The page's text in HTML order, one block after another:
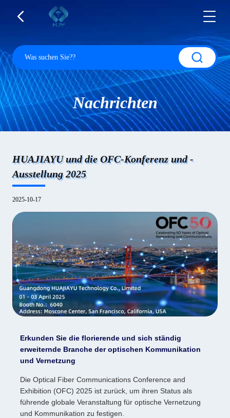
Nachrichten
HUAJIAYU und die OFC-Konferenz und -
Ausstellung 2025
2025-10-17
Erkunden Sie die florierende und sich ständig
erweiternde Branche der optischen Kommunikation
und Vernetzung
Die Optical Fiber Communications Conference and
Exhibition (OFC) 2025 ist zurück, um ihren Status als
führende globale Veranstaltung für optische Vernetzung
und Kommunikation zu festigen.